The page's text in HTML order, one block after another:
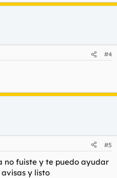
#4
#5
no fuiste y te puedo ayudar
y listo